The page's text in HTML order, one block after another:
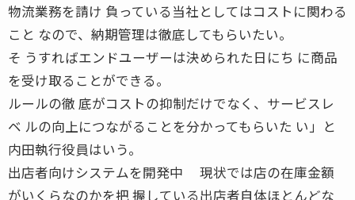
物流業務を請け 負っている当社としてはコストに関わる
こと なので、納期管理は徹底してもらいたい。
そ うすればエンドユーザーは決められた日にち に商品
を受け取ることができる。
ルールの徹 底がコストの抑制だけでなく、サービスレ
ベ ルの向上につながることを分かってもらいた い」と
内田執行役員はいう。
出店者向けシステムを開発中 現状では店の在庫金額
がいくらなのかを把 握している出店者自体ほとんどな